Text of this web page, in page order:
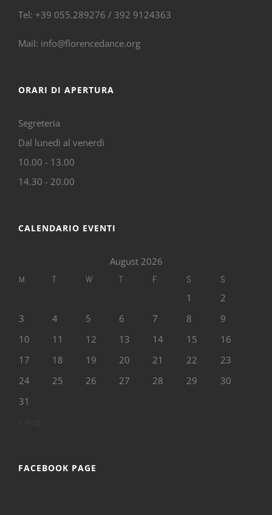
Tel: +39 055.289276 / 392 9124363
Mail: info@florencedance.org
ORARI DI APERTURA
Segreteria
Dal lunedì al venerdì
10.00 - 13.00
14.30 - 20.00
CALENDARIO EVENTI
August 2026
M T W T F S S
1
2
3
4 5 6 7 8
9
10
11 12 13 14 15
16
17
18 19 20 21 22
23
24
25 26 27 28 29
30
31
« Aug
FACEBOOK PAGE